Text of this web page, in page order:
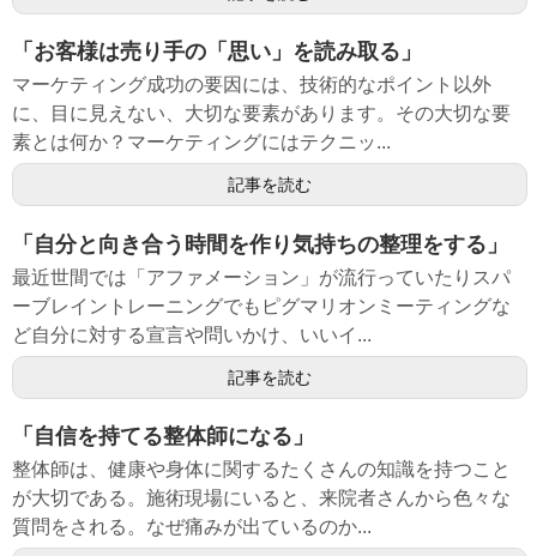
「お客様は売り手の「思い」を読み取る」
マーケティング成功の要因には、技術的なポイント以外
に、目に見えない、大切な要素があります。その大切な要
素とは何か？マーケティングにはテクニッ...
記事を読む
「自分と向き合う時間を作り気持ちの整理をする」
最近世間では「アファメーション」が流行っていたりスパ
ーブレイントレーニングでもピグマリオンミーティングな
ど自分に対する宣言や問いかけ、いいイ...
記事を読む
「自信を持てる整体師になる」
整体師は、健康や身体に関するたくさんの知識を持つこと
が大切である。施術現場にいると、来院者さんから色々な
質問をされる。なぜ痛みが出ているのか...